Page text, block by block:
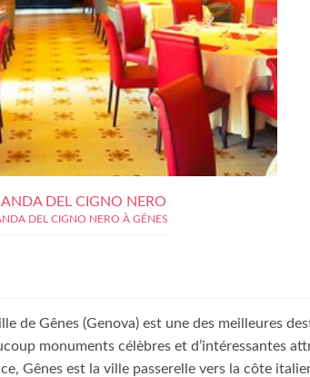
DEL CIGNO NERO
DEL CIGNO NERO À GÊNES
de Gênes (Genova) est une des meilleures
monuments célèbres et d’intéressantes
Gênes est la ville passerelle vers la côte